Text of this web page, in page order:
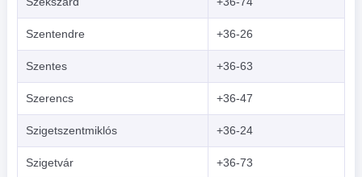
Szentendre +36-26
Szentes +36-63
Szerencs +36-47
Szigetszentmiklós +36-24
Szigetvár +36-73